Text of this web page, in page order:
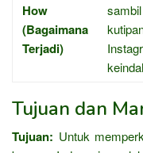
How
(Bagaimana
Terjadi)
Tujuan dan
Tujuan: Untuk